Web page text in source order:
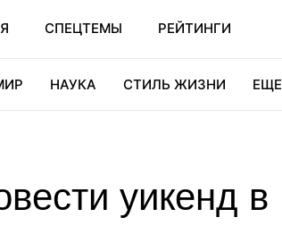
СПЕЦТЕМЫ РЕЙТИНГИ
НАУКА СТИЛЬ ЖИЗНИ ЕЩЕ
уикенд в